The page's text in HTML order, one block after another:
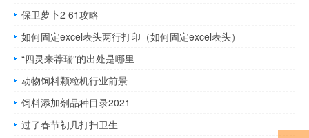
保卫萝卜2 61攻略
如何固定excel表头两行打印（如何固定excel表头）
“四灵来荐瑞”的出处是哪里
动物饲料颗粒机行业前景
饲料添加剂品种目录2021
过了春节初几打扫卫生